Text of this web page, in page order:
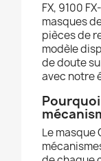
FX, 9100
masques
pièces de
modèle
de doute
avec notre
Le masque